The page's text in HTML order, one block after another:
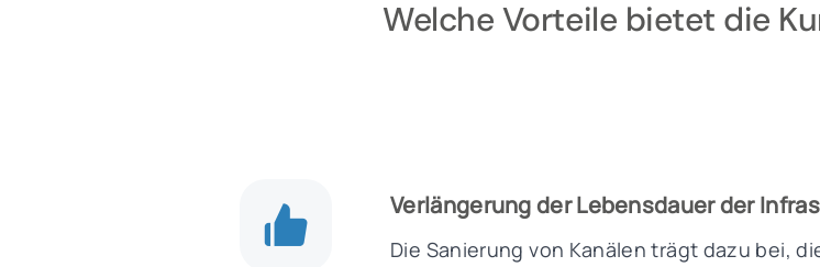
Welche Vorteile bietet die
Verlängerung der Lebensdauer der
Die Sanierung von Kanälen trägt dazu bei,